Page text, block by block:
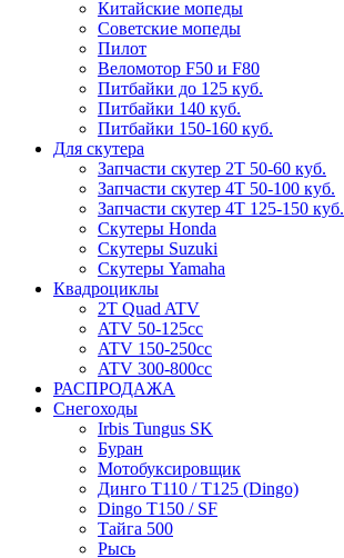
Китайские мопеды
Советские мопеды
Пилот
Веломотор F50 и F80
Питбайки до 125 куб.
Питбайки 140 куб.
Питбайки 150-160 куб.
Для скутера
Запчасти скутер 2Т 50-60 куб.
Запчасти скутер 4Т 50-100 куб.
Запчасти скутер 4Т 125-150 куб.
Скутеры Honda
Скутеры Suzuki
Скутеры Yamaha
Квадроциклы
2T Quad ATV
ATV 50-125cc
ATV 150-250cc
ATV 300-800cc
РАСПРОДАЖА
Снегоходы
Irbis Tungus SK
Буран
Мотобуксировщик
Динго T110 / T125 (Dingo)
Dingo T150 / SF
Тайга 500
Рысь